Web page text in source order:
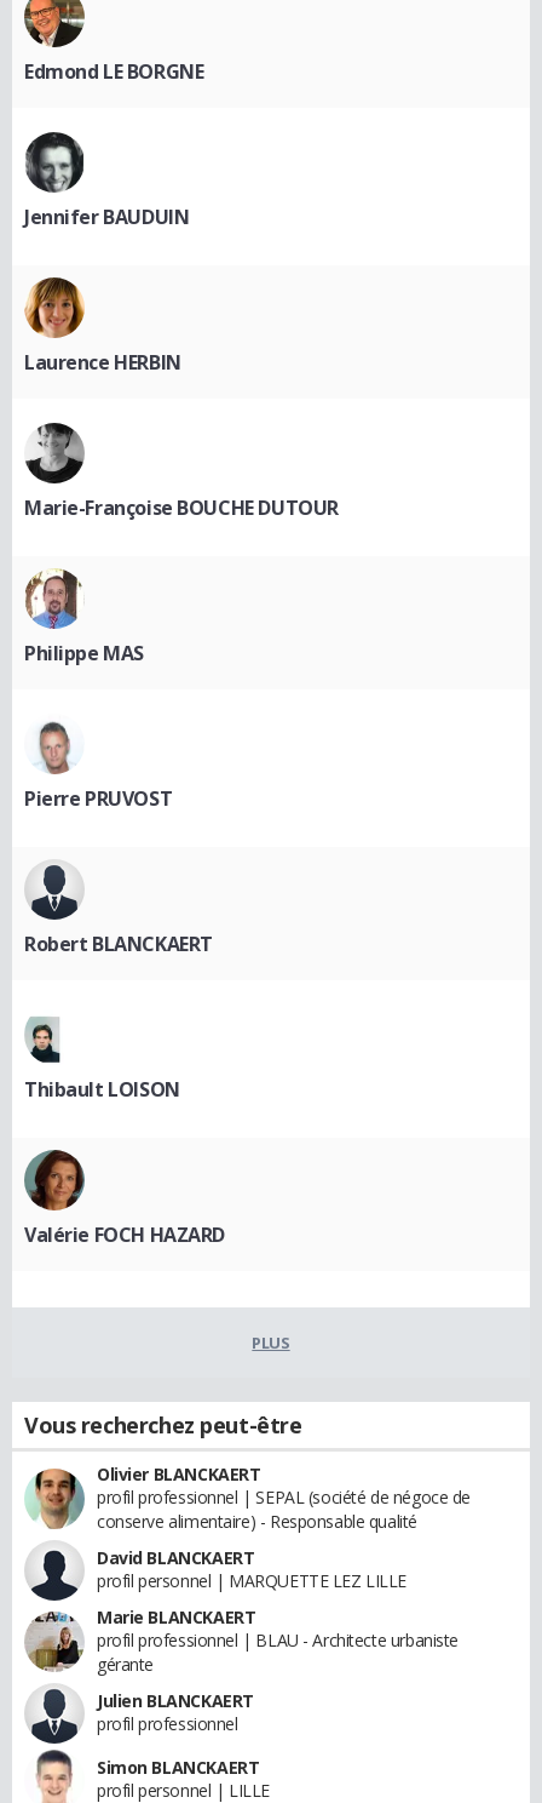
Edmond LE BORGNE
Jennifer BAUDUIN
Laurence HERBIN
Marie-Françoise BOUCHE DUTOUR
Philippe MAS
Pierre PRUVOST
Robert BLANCKAERT
Thibault LOISON
Valérie FOCH HAZARD
PLUS
Vous recherchez peut-être
Olivier BLANCKAERT
profil professionnel | SEPAL (société de négoce de
conserve alimentaire) - Responsable qualité
David BLANCKAERT
profil personnel | MARQUETTE LEZ LILLE
Marie BLANCKAERT
profil professionnel | BLAU - Architecte urbaniste
gérante
Julien BLANCKAERT
profil professionnel
Simon BLANCKAERT
profil personnel | LILLE